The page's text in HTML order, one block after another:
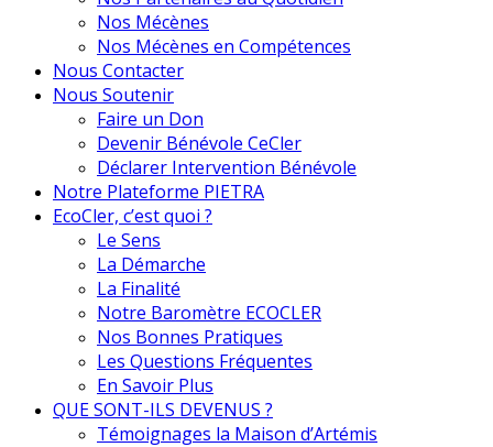
Nos Mécènes
Nos Mécènes en Compétences
Nous Contacter
Nous Soutenir
Faire un Don
Devenir Bénévole CeCler
Déclarer Intervention Bénévole
Notre Plateforme PIETRA
EcoCler, c’est quoi ?
Le Sens
La Démarche
La Finalité
Notre Baromètre ECOCLER
Nos Bonnes Pratiques
Les Questions Fréquentes
En Savoir Plus
QUE SONT-ILS DEVENUS ?
Témoignages la Maison d’Artémis